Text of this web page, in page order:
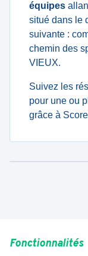
équipes
situé dans le
suivante :
chemin des
VIEUX.
Suivez les
pour une ou
grâce à
Fonctionnalités